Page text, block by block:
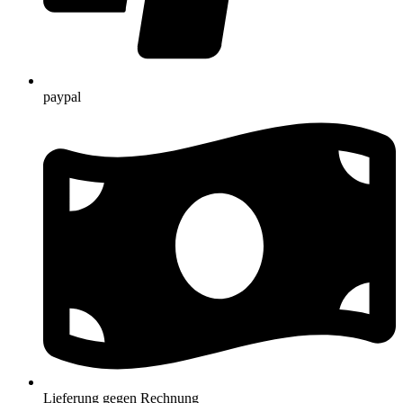
paypal
Lieferung gegen Rechnung